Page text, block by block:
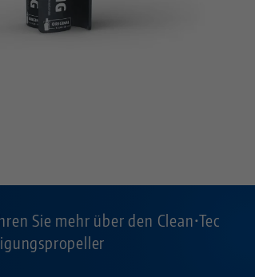
Sie mehr über den Clean•Tec